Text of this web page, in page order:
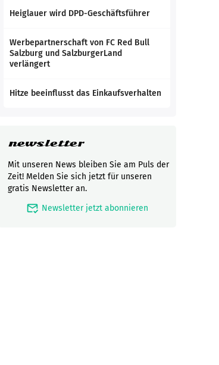
Heiglauer wird DPD-Geschäftsführer
Werbepartnerschaft von FC Red Bull
Salzburg und SalzburgerLand
verlängert
Hitze beeinflusst das Einkaufsverhalten
newsletter
Mit unseren News bleiben Sie am Puls der
Zeit! Melden Sie sich jetzt für unseren
gratis Newsletter an.
mark_email_read Newsletter jetzt abonnieren